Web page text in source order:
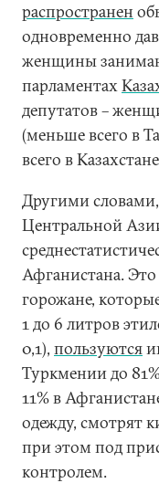
распространен
одновременно
женщины
парламентах
депутатов –
(меньше всего в
всего в
Другими
Центральной
Афганистана.
горожане,
1 до 6 литров
0,1), пользуются
Туркмении до
11% в
одежду, смотрят
при этом под
контролем.